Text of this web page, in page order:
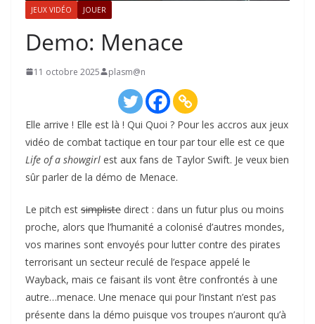
JEUX VIDÉO JOUER
Demo: Menace
11 octobre 2025 plasm@n
Elle arrive ! Elle est là ! Qui Quoi ? Pour les accros aux jeux
vidéo de combat tactique en tour par tour elle est ce que
Life of a showgirl est aux fans de Taylor Swift. Je veux bien
sûr parler de la démo de Menace.
Le pitch est simpliste direct : dans un futur plus ou moins
proche, alors que l’humanité a colonisé d’autres mondes,
vos marines sont envoyés pour lutter contre des pirates
terrorisant un secteur reculé de l’espace appelé le
Wayback, mais ce faisant ils vont être confrontés à une
autre…menace. Une menace qui pour l’instant n’est pas
présente dans la démo puisque vos troupes n’auront qu’à